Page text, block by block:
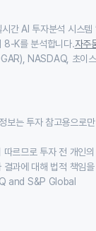
간 AI 투자분석 시스
8-K를 분석합니다.자주
NASDAQ, 초이
보는 투자 참고용으로
르므로 투자 전 개인
과에 대해 법적 책임
and S&P Global